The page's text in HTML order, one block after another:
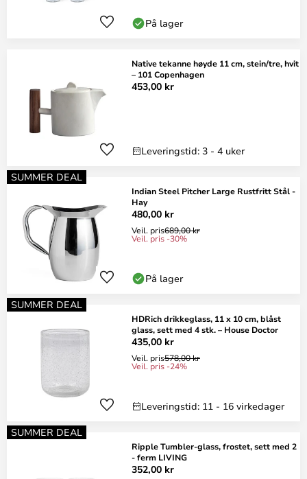
På lager
Native tekanne høyde 11 cm, stein/tre, hvit
– 101 Copenhagen
453,00 kr
Leveringstid: 3 - 4 uker
SUMMER DEAL
Indian Steel Pitcher Large Rustfritt Stål -
Hay
480,00 kr
Veil. pris689,00 kr
Veil. pris -30%
På lager
SUMMER DEAL
HDRich drikkeglass, 11 x 10 cm, blåst
glass, sett med 4 stk. – House Doctor
435,00 kr
Veil. pris578,00 kr
Veil. pris -24%
Leveringstid: 11 - 16 virkedager
SUMMER DEAL
Ripple Tumbler-glass, frostet, sett med 2
- ferm LIVING
352,00 kr